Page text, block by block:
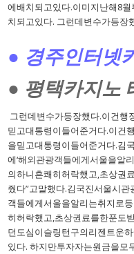
에배치되고있다.이미지난해8
치되고있다. 그런데변수가등장
● 경주인터넷
● 평택카지노
그런데변수가등장했다.이건행
믿고대통령이들어준거다.이건
을믿고대통령이들어준거다.김
에‘해외관광객들에게서울을알
의하니흔쾌히허락했고,초상권
줬다”고말했다.김국진서울시
객들에게서울을알리는취지로
히허락했고,초상권료를한푼도
던도심이슬링턴구의리젠트운
있다. 하지만투자자는원금을모